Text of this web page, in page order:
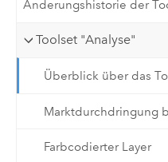
Änderungshistorie der
Toolset "Analyse"
Überblick über das
Marktdurchdringung
Farbcodierter Layer